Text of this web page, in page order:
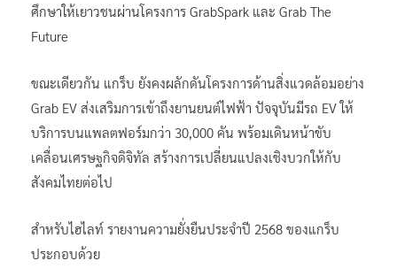
ศึกษาให้เยาวชนผ่านโครงการ GrabSpark และ Grab The
Future
ขณะเดียวกัน แกร็บ ยังคงผลักดันโครงการด้านสิ่งแวดล้อมอย่าง
Grab EV ส่งเสริมการเข้าถึงยานยนต์ไฟฟ้า ปัจจุบันมีรถ EV ให้
บริการบนแพลตฟอร์มกว่า 30,000 คัน พร้อมเดินหน้าขับ
เคลื่อนเศรษฐกิจดิจิทัล สร้างการเปลี่ยนแปลงเชิงบวกให้กับ
สังคมไทยต่อไป
สำหรับไฮไลท์ รายงานความยั่งยืนประจำปี 2568 ของแกร็บ
ประกอบด้วย